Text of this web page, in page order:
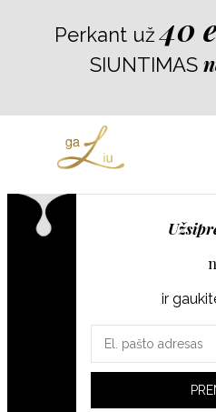
Perkant už40
SIUNTIMAS
Albumai
Dovanų
ir
Jūsų
el.